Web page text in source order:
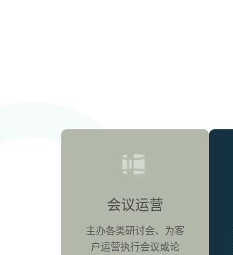
会议运营
主办各类研讨会、为客
户运营执行会议或论